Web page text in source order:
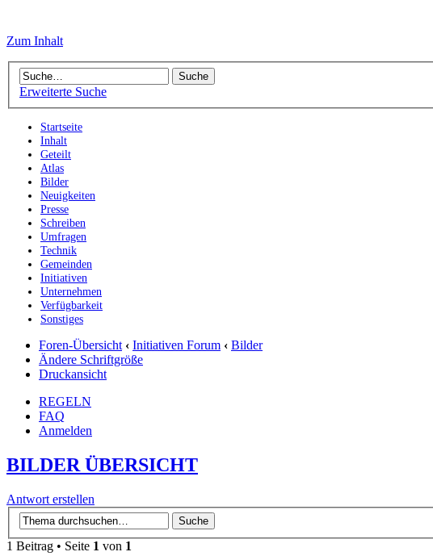
Zum Inhalt
Erweiterte Suche
Startseite
Inhalt
Geteilt
Atlas
Bilder
Neuigkeiten
Presse
Schreiben
Umfragen
Technik
Gemeinden
Initiativen
Unternehmen
Verfügbarkeit
Sonstiges
Foren-Übersicht ‹ Initiativen Forum ‹ Bilder
Ändere Schriftgröße
Druckansicht
REGELN
FAQ
Anmelden
BILDER ÜBERSICHT
Antwort erstellen
1 Beitrag • Seite 1 von 1